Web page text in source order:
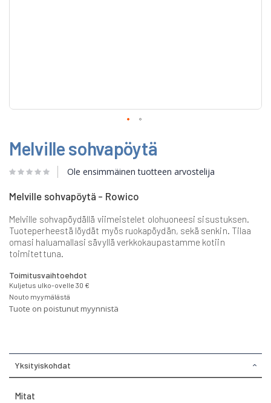
to
the
beginning
of
images
Melville sohvapöytä
Ole ensimmäinen tuotteen arvostelija
Melville sohvapöytä - Rowico
Melville sohvapöydällä viimeistelet olohuoneesi sisustuksen.
Tuoteperheestä löydät myös ruokapöydän, sekä senkin. Tilaa
omasi haluamallasi sävyllä verkkokaupastamme kotiin
toimitettuna.
Toimitusvaihtoehdot
Kuljetus ulko-ovelle 30 €
Nouto myymälästä
Tuote on poistunut myynnistä
Yksityiskohdat
Mitat